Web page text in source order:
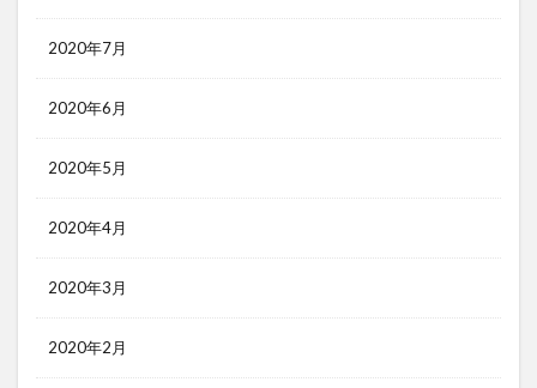
2020年7月
2020年6月
2020年5月
2020年4月
2020年3月
2020年2月